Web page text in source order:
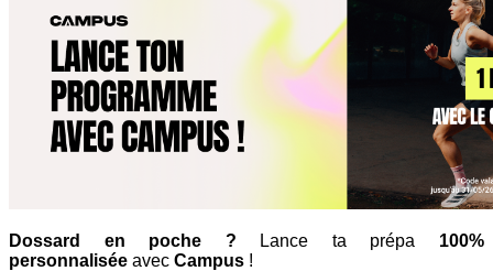
Dossard en poche ? Lance ta prépa 100%
personnalisée avec Campus !